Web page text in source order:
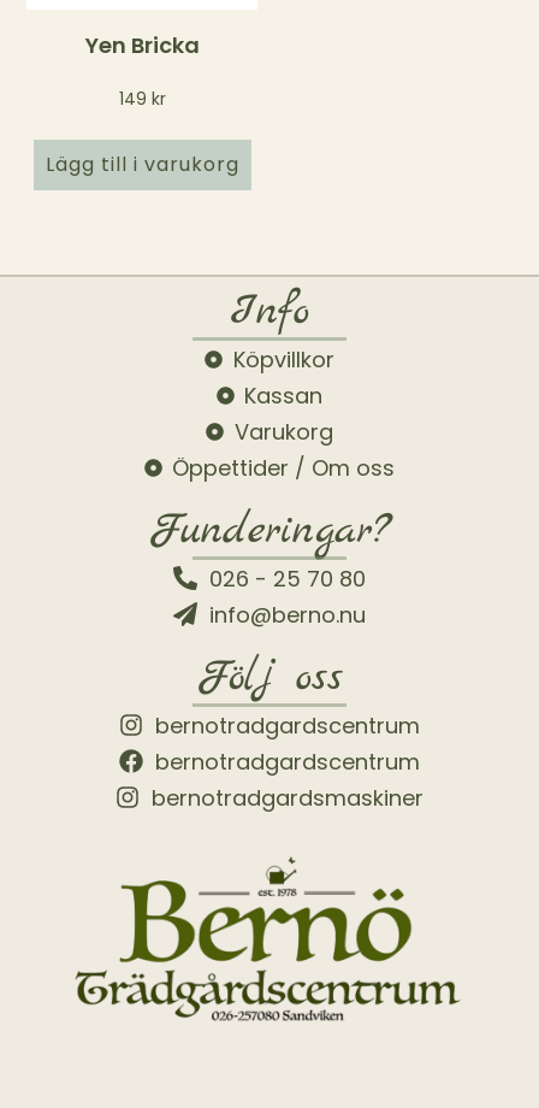
Yen Bricka
149 kr
Lägg till i varukorg
Info
Köpvillkor
Kassan
Varukorg
Öppettider / Om oss
Funderingar?
026 - 25 70 80
info@berno.nu
Följ oss
bernotradgardscentrum
bernotradgardscentrum
bernotradgardsmaskiner